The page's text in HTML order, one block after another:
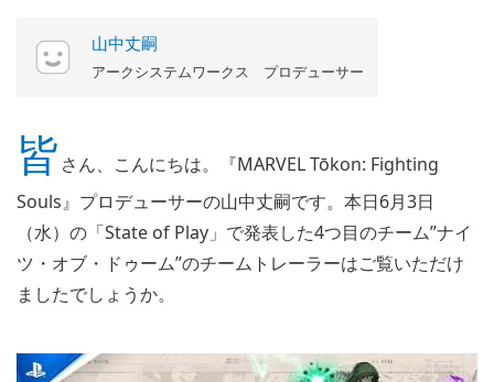
山中丈嗣
アークシステムワークス プロデューサー
皆 さん、こんにちは。『MARVEL Tōkon: Fighting
Souls』プロデューサーの山中丈嗣です。本日6月3日
（水）の「State of Play」で発表した4つ目のチーム”ナイ
ツ・オブ・ドゥーム”のチームトレーラーはご覧いただけ
ましたでしょうか。